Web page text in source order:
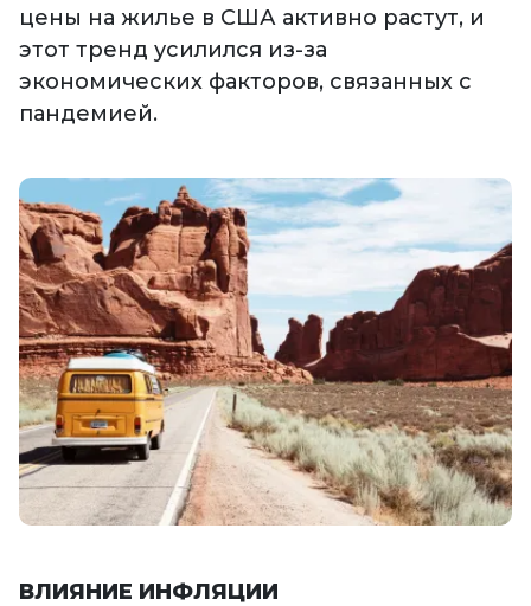
цены на жилье в США активно растут, и
этот тренд усилился из-за
экономических факторов, связанных с
пандемией.
ВЛИЯНИЕ ИНФЛЯЦИИ